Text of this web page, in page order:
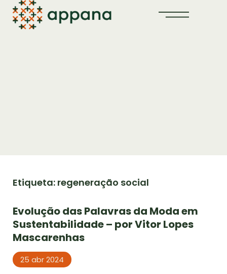
Etiqueta: regeneração social
Evolução das Palavras da Moda em
Sustentabilidade – por Vitor Lopes
Mascarenhas
25 abr 2024